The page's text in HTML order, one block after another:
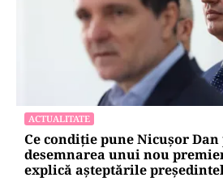
ACTUALITATE
Ce condiție pune Nicușor
desemnarea unui nou
explică așteptările